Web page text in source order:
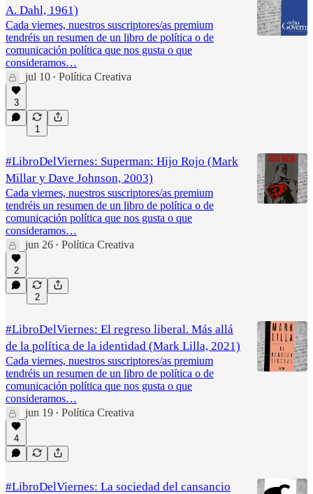
A. Dahl, 1961)
Cada viernes, nuestros suscriptores/as premium
tendréis un resumen de un libro de política o de
comunicación política que nos gusta o que
consideramos…
jul 10 • Política Creativa
3
1
#LibroDelViernes: Superman: Hijo Rojo (Mark
Millar y Dave Johnson, 2003)
Cada viernes, nuestros suscriptores/as premium
tendréis un resumen de un libro de política o de
comunicación política que nos gusta o que
consideramos…
jun 26 • Política Creativa
2
2
#LibroDelViernes: El regreso liberal. Más allá
de la política de la identidad (Mark Lilla, 2021)
Cada viernes, nuestros suscriptores/as premium
tendréis un resumen de un libro de política o de
comunicación política que nos gusta o que
consideramos…
jun 19 • Política Creativa
4
#LibroDelViernes: La sociedad del cansancio